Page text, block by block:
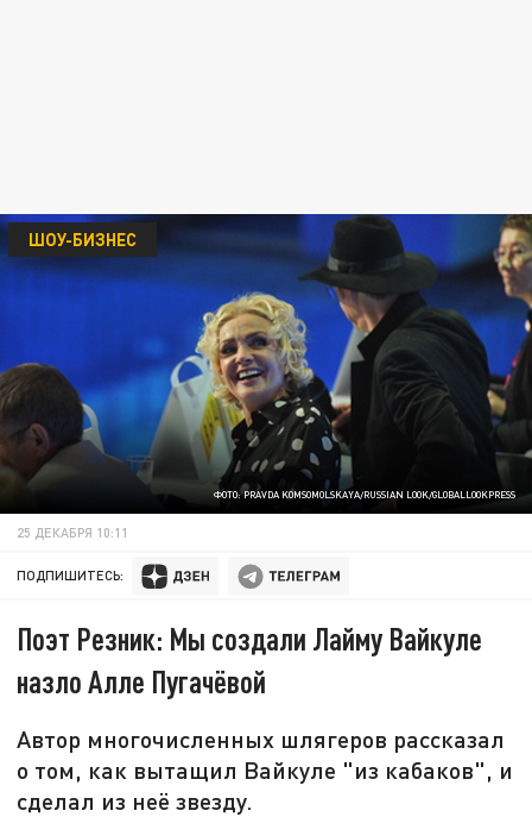
ФОТО: PRAVDA KOMSOMOLSKAYA/RUSSIAN LOOK/GLOBALLOOKPRESS
ШОУ-БИЗНЕС
25 ДЕКАБРЯ 10:11
ПОДПИШИТЕСЬ:
Поэт Резник: Мы создали Лайму Вайкуле
назло Алле Пугачёвой
Автор многочисленных шлягеров рассказал
о том, как вытащил Вайкуле "из кабаков", и
сделал из неё звезду.